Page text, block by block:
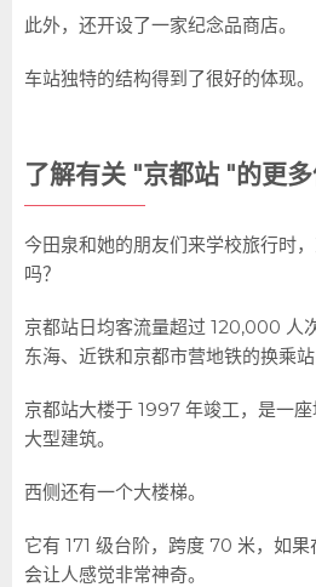
此外，还开设了一家纪念品商店。
车站独特的结构得到了很好的体现。
了解有关 "京都站 "的更多
今田泉和她的朋友们来学校旅行时
吗？
京都站日均客流量超过 120,000 人
东海、近铁和京都市营地铁的换乘
京都站大楼于 1997 年竣工，是一
大型建筑。
西侧还有一个大楼梯。
它有 171 级台阶，跨度 70 米，如果
会让人感觉非常神奇。